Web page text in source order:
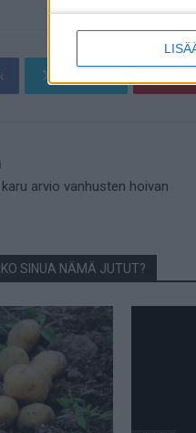
arvio vanhusten hoivan
SINUA NÄMÄ JUTUT?